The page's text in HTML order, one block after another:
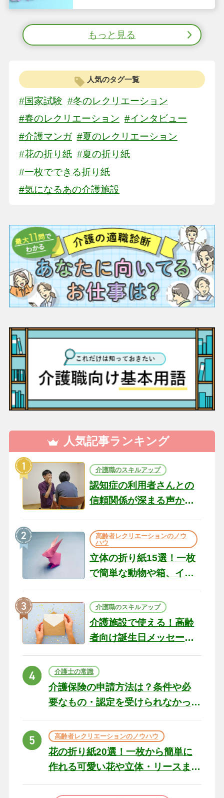
もっと見る
人気のタグ一覧
#国家試験 #冬のレクリエーション
#春のレクリエーション #インタビュー
#介護マンガ #夏のレクリエーション
#花の折り紙 #夏の折り紙
#一枚でできる折り紙
#気になるあの介護施設
人気記事ランキング
介護職のスキルアップ
認知症の利用者さんとの
信頼関係が深まる声かけ
の現場から（22）
高齢者レクリエーションのノウ
ハウ
立体の折り紙15選！一枚
で簡単な動物や箱、イン
介護職のスキルアップ
介護施設で使える！高齢
者向け誕生日メッセージ
ト
介護士の常識
介護保険の申請方法は？条件や必
要なもの・認定を受けられなかっ
高齢者レクリエーションのノウハウ
花の折り紙20選！一枚から簡単に
作れる可愛い花や立体・リースま